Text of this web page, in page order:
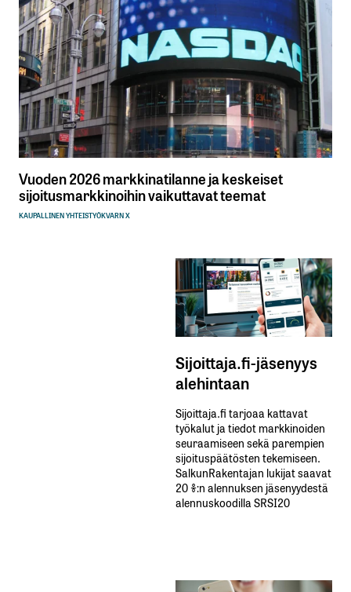
Vuoden 2026 markkinatilanne ja keskeiset
sijoitusmarkkinoihin vaikuttavat teemat
KAUPALLINEN YHTEISTYÖKVARN X
Sijoittaja.fi-jäsenyys
alehintaan
Sijoittaja.fi tarjoaa kattavat
työkalut ja tiedot markkinoiden
seuraamiseen sekä parempien
sijoituspäätösten tekemiseen.
SalkunRakentajan lukijat saavat
20 %:n alennuksen jäsenyydestä
alennuskoodilla SRSI20